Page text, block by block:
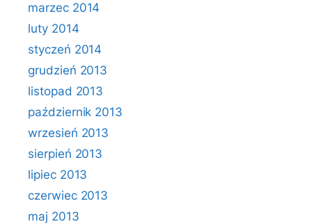
marzec 2014
luty 2014
styczeń 2014
grudzień 2013
listopad 2013
październik 2013
wrzesień 2013
sierpień 2013
lipiec 2013
czerwiec 2013
maj 2013